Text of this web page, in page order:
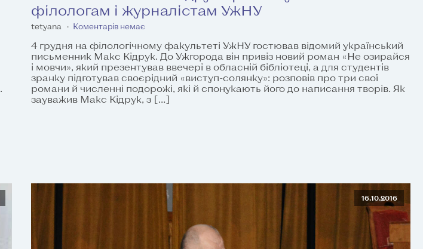
філологам і журналістам УжНУ
tetyana Коментарів немає
4 грудня на філологічному факультеті УжНУ гостював відомий український
письменник Макс Кідрук. До Ужгорода він привіз новий роман «Не озирайся
і мовчи», який презентував ввечері в обласній бібліотеці, а для студентів
зранку підготував своєрідний «виступ-солянку»: розповів про три свої
романи й численні подорожі, які й спонукають його до написання творів. Як
зауважив Макс Кідрук, з […]
16.10.2016